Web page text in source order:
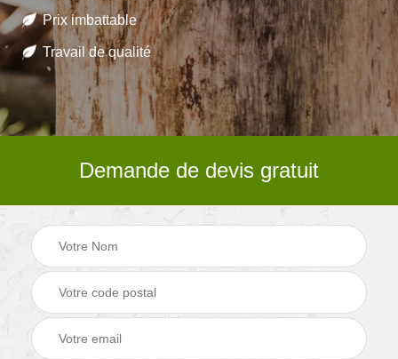
Prix imbattable
Travail de qualité
Demande de devis gratuit